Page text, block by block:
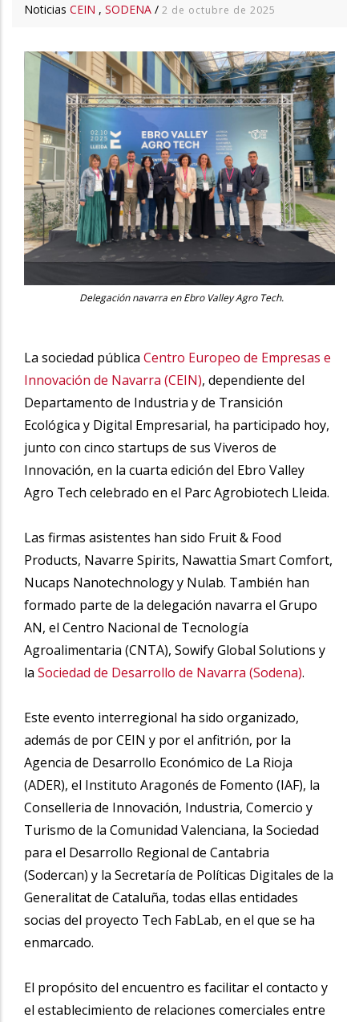
Noticias CEIN , SODENA / 2 de octubre de 2025
Delegación navarra en Ebro Valley Agro Tech.
La sociedad pública Centro Europeo de Empresas e
Innovación de Navarra (CEIN), dependiente del
Departamento de Industria y de Transición
Ecológica y Digital Empresarial, ha participado hoy,
junto con cinco startups de sus Viveros de
Innovación, en la cuarta edición del Ebro Valley
Agro Tech celebrado en el Parc Agrobiotech Lleida.
Las firmas asistentes han sido Fruit & Food
Products, Navarre Spirits, Nawattia Smart Comfort,
Nucaps Nanotechnology y Nulab. También han
formado parte de la delegación navarra el Grupo
AN, el Centro Nacional de Tecnología
Agroalimentaria (CNTA), Sowify Global Solutions y
la Sociedad de Desarrollo de Navarra (Sodena).
Este evento interregional ha sido organizado,
además de por CEIN y por el anfitrión, por la
Agencia de Desarrollo Económico de La Rioja
(ADER), el Instituto Aragonés de Fomento (IAF), la
Conselleria de Innovación, Industria, Comercio y
Turismo de la Comunidad Valenciana, la Sociedad
para el Desarrollo Regional de Cantabria
(Sodercan) y la Secretaría de Políticas Digitales de la
Generalitat de Cataluña, todas ellas entidades
socias del proyecto Tech FabLab, en el que se ha
enmarcado.
El propósito del encuentro es facilitar el contacto y
el establecimiento de relaciones comerciales entre